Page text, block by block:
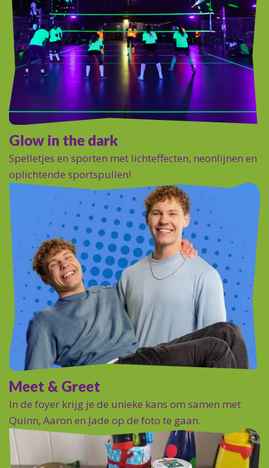
Glow in the dark
Spelletjes en sporten met lichteffecten, neonlijnen en
oplichtende sportspullen!
Meet & Greet
In de foyer krijg je de unieke kans om samen met
Quinn, Aaron en Jade op de foto te gaan.